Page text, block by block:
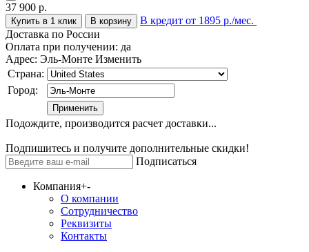
37 900 р.
Купить в 1 клик В корзину
В кредит от 1895 р./мес.
Доставка по России
Оплата при получении: да
Адрес: Эль-Монте Изменить
Страна:
Город:
Подождите, производится расчет доставки...
Подпишитесь и получите дополнительные скидки!
Подписаться
Компания+-
О компании
Сотрудничество
Реквизиты
Контакты